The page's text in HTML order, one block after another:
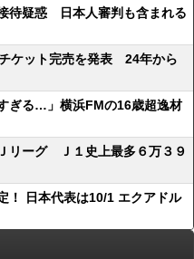
待疑惑 日本人審判も含まれる
ケット完売を発表 24年から
ぎる…」横浜FMの16歳超逸材
リーグ Ｊ１史上最多６万３９
！ 日本代表は10/1 エクアドル